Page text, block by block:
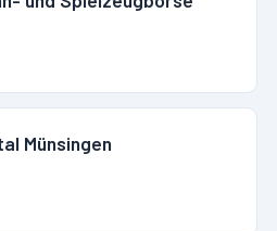
Münsingen